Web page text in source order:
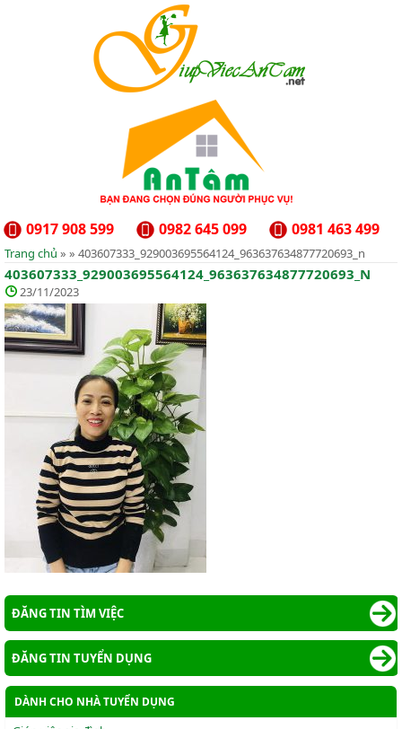
0981 463 499
0982 645 099
0917 908 599
Trang chủ » » 403607333_929003695564124_963637634877720693_n
403607333_929003695564124_963637634877720693_N
23/11/2023
ĐĂNG TIN TÌM VIỆC
ĐĂNG TIN TUYỂN DỤNG
DÀNH CHO NHÀ TUYỂN DỤNG